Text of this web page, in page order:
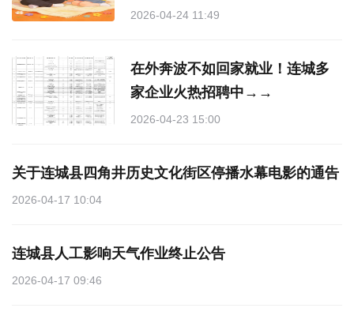
2026-04-24 11:49
在外奔波不如回家就业！连城多
家企业火热招聘中→→
2026-04-23 15:00
关于连城县四角井历史文化街区停播水幕电影的通告
2026-04-17 10:04
连城县人工影响天气作业终止公告
2026-04-17 09:46